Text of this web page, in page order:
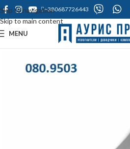
Skip to navigation
Skip to main content
+380687726443
MENU